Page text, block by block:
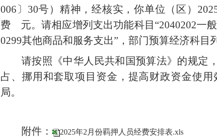
006 〕 30号）精神，经核实，你单位（区）
费 元。请相应增列支出功能科目“2040202一
0299其他商品和服务支出”，部门预算经济科目
请按照《中华人民共和国预算法》的规定
占、挪用和套取项目资金，提高财政资金使
局。
附件： 2025年2月份羁押人员经费安排表.xls